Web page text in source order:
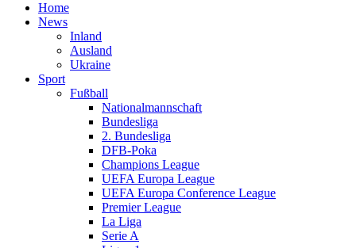
Home
News
Inland
Ausland
Ukraine
Sport
Fußball
Nationalmannschaft
Bundesliga
2. Bundesliga
DFB-Poka
Champions League
UEFA Europa League
UEFA Europa Conference League
Premier League
La Liga
Serie A